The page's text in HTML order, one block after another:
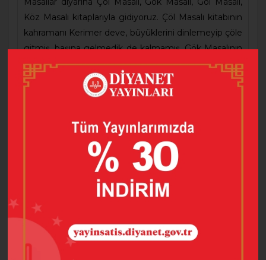
Köz Masalı kitaplarıyla gidiyoruz. Çöl Masalı kitabının
kahramanı Kerimer deve, büyüklerini dinlemeyip çöle
gitmiş, başına gelmedik de kalmamış. Gök Masalının
kahramanı Lases baykuş en güçlü, en itibarlı kendini
bilip yalnız yaşarmış. Göl Masalının kahramanı
kurbağa Atiko’nun yavruları başka yavrularla karışmış.
kırıp yumurtadan çıkmamış. Kerimer, çölden kurtulup
ailesine kavuşabilecek mi? Lases’in bir gün dostu
olacak mı? Atiko kendi yavrularına kavuşacak mı?
Bukor yumurtadan çıkacak mı? Çocuklar merak
ettiklerimizi öğrenelim, birlikte kahramanlarımızı
tanıyalım.
Barkod 9789751966773
Basım Tarihi